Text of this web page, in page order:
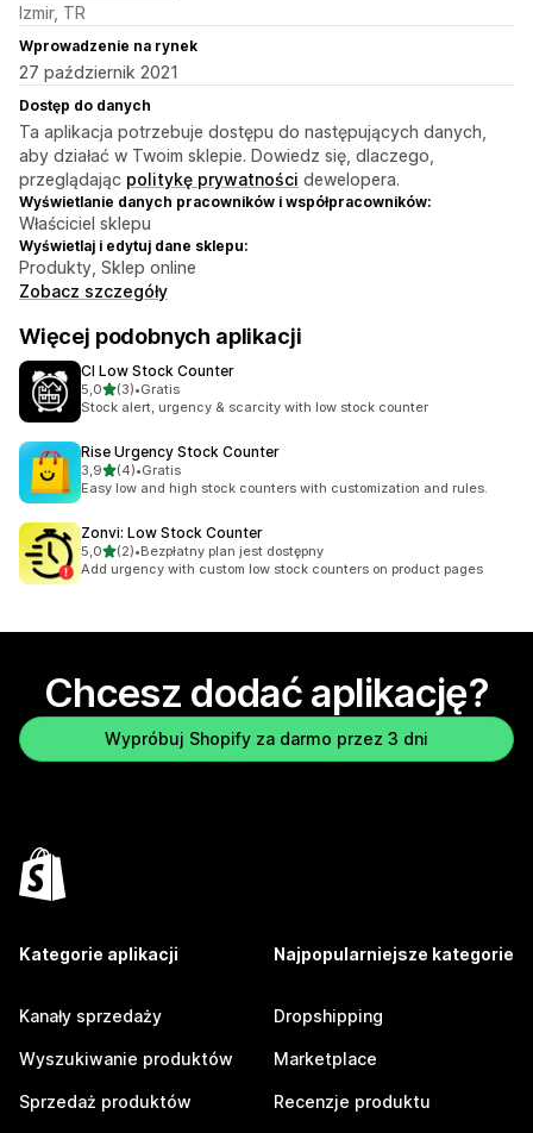
Izmir, TR
Wprowadzenie na rynek
27 październik 2021
Dostęp do danych
Ta aplikacja potrzebuje dostępu do następujących danych,
aby działać w Twoim sklepie. Dowiedz się, dlaczego,
przeglądając politykę prywatności dewelopera.
Wyświetlanie danych pracowników i współpracowników:
Właściciel sklepu
Wyświetlaj i edytuj dane sklepu:
Produkty, Sklep online
Zobacz szczegóły
Więcej podobnych aplikacji
CI Low Stock Counter
5,0na 5 gwiazdek
(3)
Łączna liczba recenzji: 3
•Gratis
Stock alert, urgency & scarcity with low stock counter
Rise Urgency Stock Counter
3,9na 5 gwiazdek
(4)
Łączna liczba recenzji: 4
•Gratis
Easy low and high stock counters with customization and rules.
Zonvi: Low Stock Counter
5,0na 5 gwiazdek
(2)
Łączna liczba recenzji: 2
•Bezpłatny plan jest dostępny
Add urgency with custom low stock counters on product pages
Chcesz dodać aplikację?
Wypróbuj Shopify za darmo przez 3 dni
Kategorie aplikacji
Kanały sprzedaży
Wyszukiwanie produktów
Sprzedaż produktów
Najpopularniejsze kategorie
Dropshipping
Marketplace
Recenzje produktu